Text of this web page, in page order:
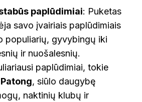
paplūdimiai: Puketas
savo įvairiais paplūdimiais
populiarių, gyvybingų iki
ir nuošalesnių.
paplūdimiai, tokie
Patong, siūlo daugybę
naktinių klubų ir